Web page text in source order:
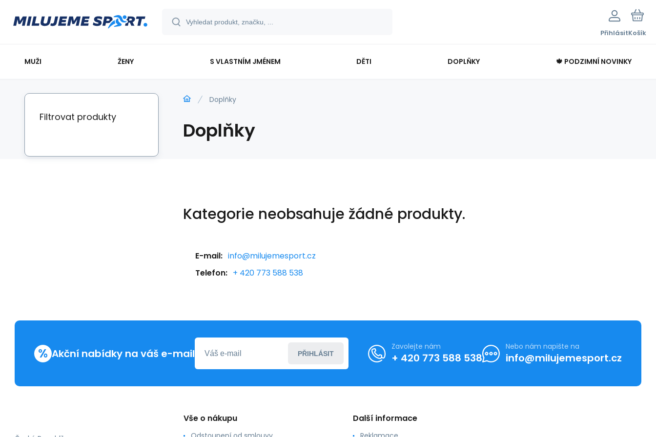
PřihlásitKošík
MUŽI ŽENY S VLASTNÍM JMÉNEM DĚTI DOPLŇKY 🍁 PODZIMNÍ NOVINKY
Doplňky
Doplňky
Kategorie neobsahuje žádné produkty.
E-mail: info@milujemesport.cz
Telefon: + 420 773 588 538
Filtrovat produkty
% Akční nabídky na váš e-mail PŘIHLÁSIT
Zavolejte nám
+ 420 773 588 538
Nebo nám napište na
info@milujemesport.cz
Vše o nákupu Další informace